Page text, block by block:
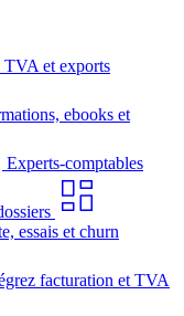
TVA et exports
ebooks et
Experts-comptables
essais et churn
facturation et TVA